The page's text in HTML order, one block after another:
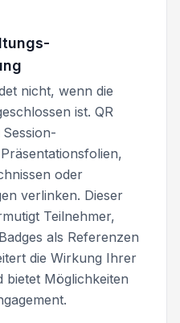
nicht, wenn die
ist. QR
oder
verlinken. Dieser
Teilnehmer,
als Referenzen
die Wirkung Ihrer
bietet Möglichkeiten